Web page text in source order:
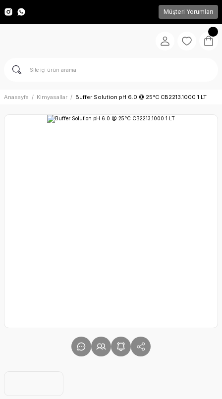
Müşteri Yorumları
Anasayfa Kimyasallar Buffer Solution pH 6.0 @ 25°C CB2213.1000 1 LT